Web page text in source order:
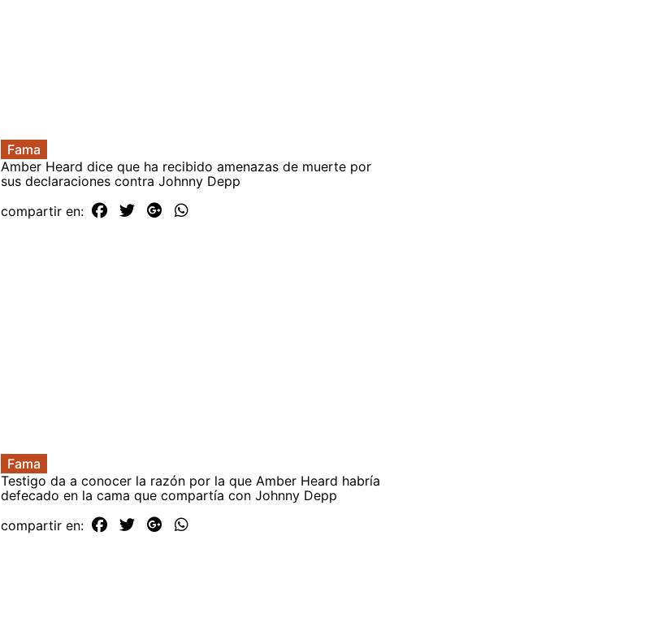
Fama
Amber Heard dice que ha recibido amenazas de muerte por
sus declaraciones contra Johnny Depp
compartir en:
Fama
Testigo da a conocer la razón por la que Amber Heard habría
defecado en la cama que compartía con Johnny Depp
compartir en: